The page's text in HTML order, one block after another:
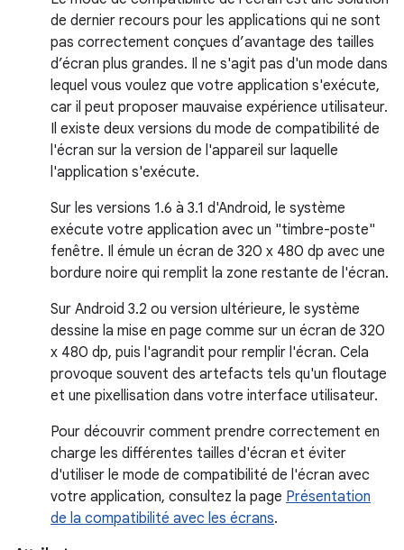
de dernier recours pour les applications qui ne sont
pas correctement conçues d’avantage des tailles
d’écran plus grandes. Il ne s'agit pas d'un mode dans
lequel vous voulez que votre application s'exécute,
car il peut proposer mauvaise expérience utilisateur.
Il existe deux versions du mode de compatibilité de
l'écran sur la version de l'appareil sur laquelle
l'application s'exécute.
Sur les versions 1.6 à 3.1 d'Android, le système
exécute votre application avec un "timbre-poste"
fenêtre. Il émule un écran de 320 x 480 dp avec une
bordure noire qui remplit la zone restante de l'écran.
Sur Android 3.2 ou version ultérieure, le système
dessine la mise en page comme sur un écran de 320
x 480 dp, puis l'agrandit pour remplir l'écran. Cela
provoque souvent des artefacts tels qu'un floutage
et une pixellisation dans votre interface utilisateur.
Pour découvrir comment prendre correctement en
charge les différentes tailles d'écran et éviter
d'utiliser le mode de compatibilité de l'écran avec
votre application, consultez la page Présentation
de la compatibilité avec les écrans.